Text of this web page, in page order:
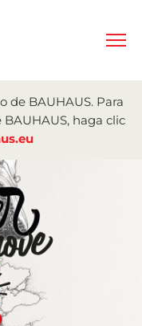
de BAUHAUS. Para
haga clic